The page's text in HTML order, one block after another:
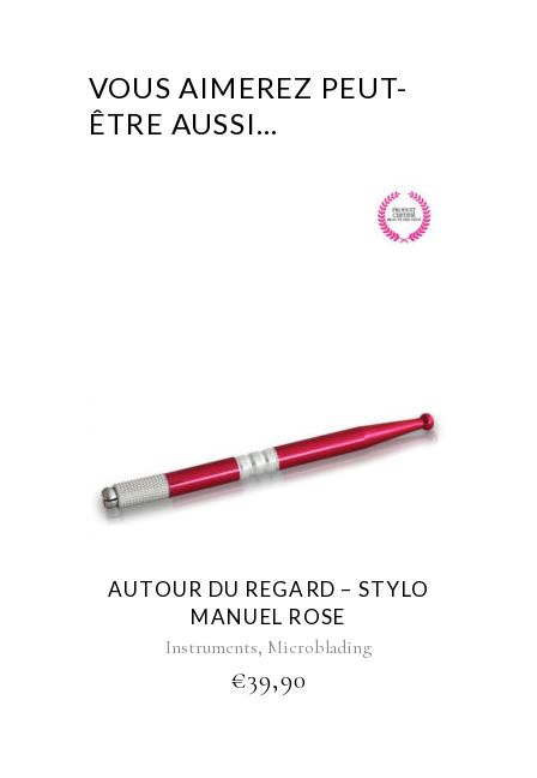
VOUS AIMEREZ PEUT-
ÊTRE AUSSI…
AUTOUR DU REGARD – STYLO
MANUEL ROSE
Instruments, Microblading
€39,90